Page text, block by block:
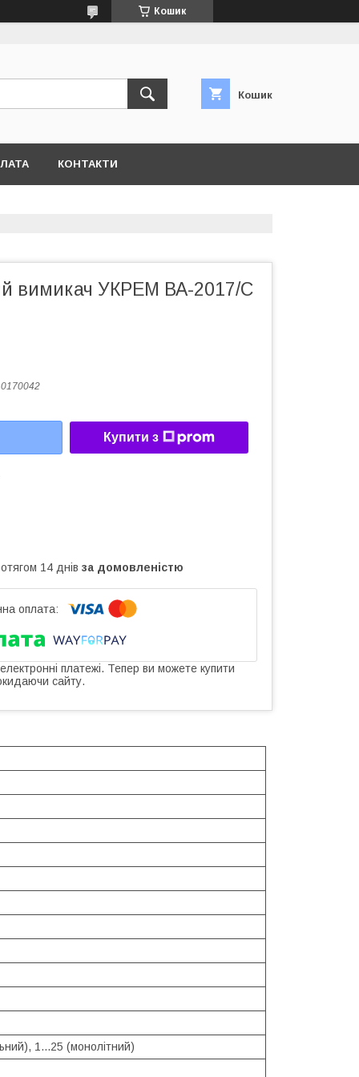
Кошик
Кошик
КОНТАКТИ
вимикач УКРЕМ ВА-2017/С
Купити з
14 днів за домовленістю
платежі. Тепер ви можете купити
сайту.
1...25 (монолітний)